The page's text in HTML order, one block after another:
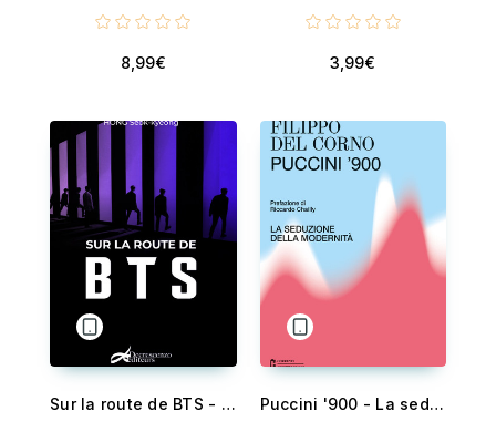
8,99€ 3,99€
Sur la route de BTS - (BTS길위에서) Puccini '900 - La seduzione della modernità